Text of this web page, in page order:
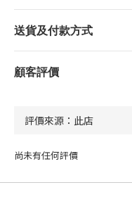
送貨及付款方式
顧客評價
尚未有任何評價